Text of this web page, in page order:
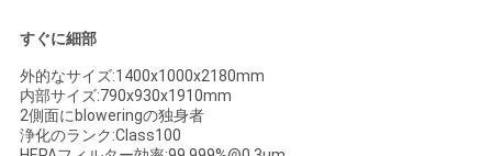
さ
い
ニ
すぐに細部
外的なサイズ:1400x1000x2180mm
内部サイズ:790x930x1910mm
2側面にbloweringの独身者
浄化のランク:Class100